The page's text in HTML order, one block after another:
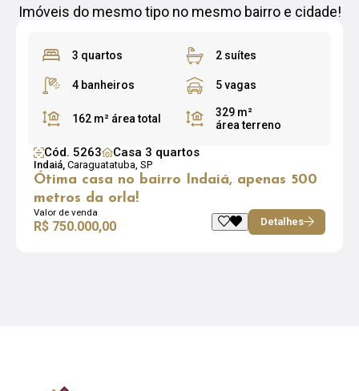
Imóveis do mesmo tipo no mesmo bairro e cidade!
3 quartos 2 suítes
4 banheiros 5 vagas
162 m² área total
329 m²
área terreno
Cód. 5263 Casa 3 quartos
Indaiá, Caraguatatuba, SP
Ótima casa no bairro Indaiá, apenas 500
metros da orla!
Valor de venda
R$ 750.000,00 Detalhes